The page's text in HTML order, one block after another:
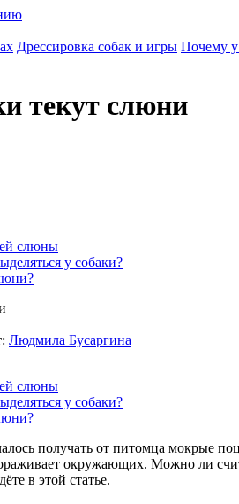
Дрессировка собак и игры Почему у
текут слюни
слюны
у собаки?
Людмила Бусаргина
слюны
у собаки?
получать от питомца мокрые
окружающих. Можно ли
в этой статье.